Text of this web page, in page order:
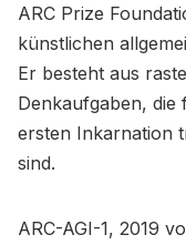
ARC Prize
künstlichen
Er besteht aus
Denkaufgaben,
ersten Inkarnation
sind.
ARC-AGI-1, 2019